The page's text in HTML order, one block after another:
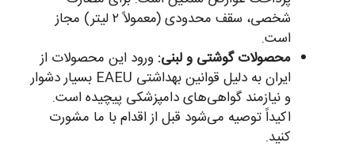
شخصی، سقف محدودی (معمولاً ۲ لیتر) مجاز
است.
محصولات گوشتی و لبنی: ورود این محصولات از
ایران به دلیل قوانین بهداشتی EAEU بسیار دشوار
و نیازمند گواهی‌های دامپزشکی پیچیده است.
اکیداً توصیه می‌شود قبل از اقدام با ما مشورت
کنید.